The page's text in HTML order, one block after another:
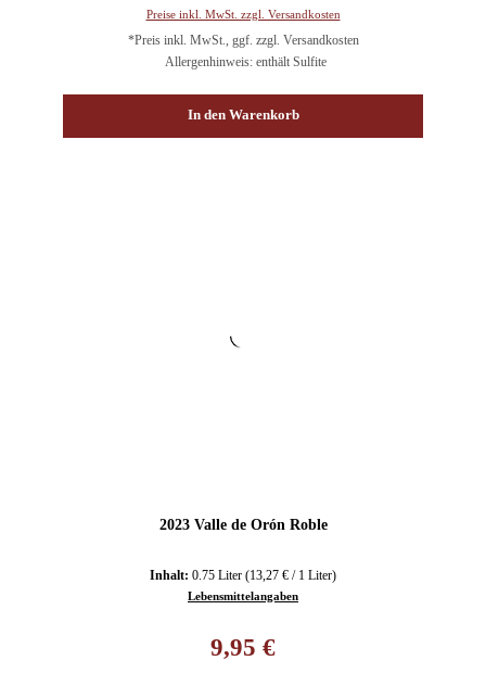
Preise inkl. MwSt. zzgl. Versandkosten
*Preis inkl. MwSt., ggf. zzgl. Versandkosten
Allergenhinweis: enthält Sulfite
In den Warenkorb
2023 Valle de Orón Roble
Inhalt: 0.75 Liter (13,27 € / 1 Liter)
Lebensmittelangaben
9,95 €